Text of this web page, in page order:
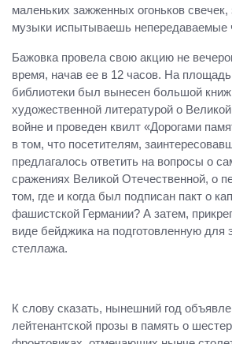
маленьких зажженных огоньков
музыки испытываешь непередаваемые
Бажовка провела свою акцию не
время, начав ее в 12 часов. На
библиотеки был вынесен большой
художественной литературой о
войне и проведен квилт «Дорогами
в том, что посетителям,
предлагалось ответить на вопросы о
сражениях Великой Отечественной, о
том, где и когда был подписан пакт о
фашистской Германии? А затем,
виде бейджика на подготовленную для
стеллажа.
К слову сказать, нынешний год
лейтенантской прозы в память о